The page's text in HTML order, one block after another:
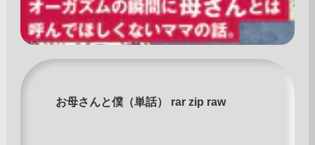
お母さんと僕（単話） rar zip raw